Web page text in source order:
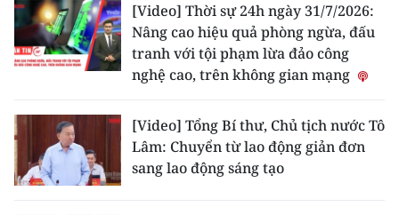
[Video] Thời sự 24h ngày 31/7/2026:
Nâng cao hiệu quả phòng ngừa, đấu
tranh với tội phạm lừa đảo công
nghệ cao, trên không gian mạng
[Video] Tổng Bí thư, Chủ tịch nước Tô
Lâm: Chuyển từ lao động giản đơn
sang lao động sáng tạo